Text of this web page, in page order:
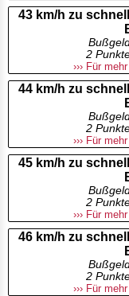
43 km/h zu
2
››› Für
44 km/h zu
2
››› Für
45 km/h zu
2
››› Für
46 km/h zu
2
››› Für